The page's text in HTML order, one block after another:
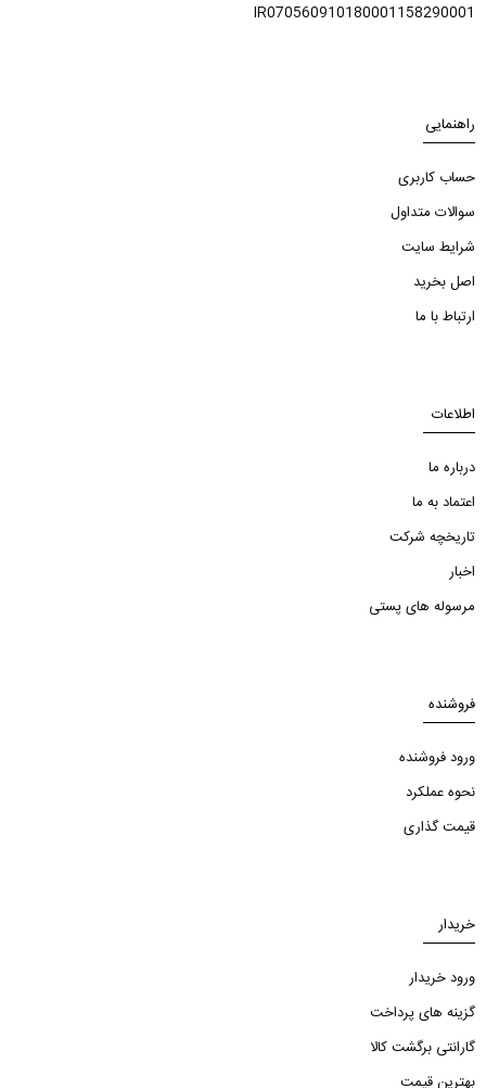
IR070560910180001158290001
راهنمایی
حساب کاربری
سوالات متداول
شرایط سایت
اصل بخرید
ارتباط با ما
اطلاعات
درباره ما
اعتماد به ما
تاریخچه شرکت
اخبار
مرسوله های پستی
فروشنده
ورود فروشنده
نحوه عملکرد
قیمت گذاری
خریدار
ورود خریدار
گزینه های پرداخت
گارانتی برگشت کالا
بهترین قیمت